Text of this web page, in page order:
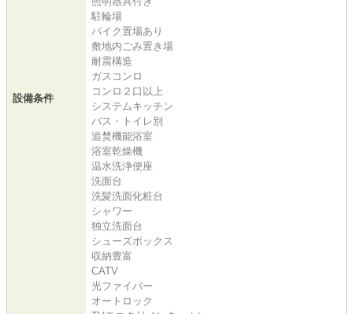
設備条件
駐輪場
バイク置場あり
敷地内ごみ置き場
耐震構造
ガスコンロ
コンロ２口以上
システムキッチン
バス・トイレ別
追焚機能浴室
浴室乾燥機
温水洗浄便座
洗面台
洗髪洗面化粧台
シャワー
独立洗面台
シューズボックス
収納豊富
CATV
光ファイバー
オートロック